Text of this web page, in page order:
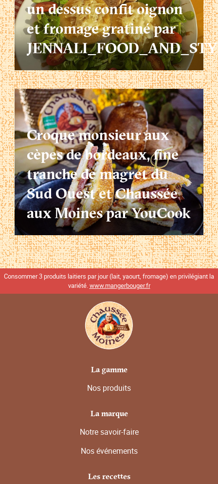
un dessus confit oignon
et fromage gratiné par
Croque monsieur aux
cèpes de bordeaux, fine
tranche de magret du
Sud Ouest et Chaussée
aux Moines par YouCook
Consommer 3 produits laitiers par jour (lait, yaourt, fromage) en privilégiant la
variété.www.mangerbouger.fr
La gamme
Nos produits
La marque
Notre savoir-faire
Nos événements
Les recettes